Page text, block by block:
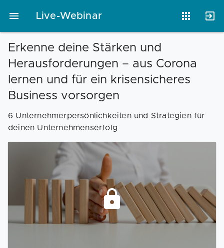
Live-Webinar
Vorlagen Neukunden Unternehmen
Erkenne deine Stärken und
Herausforderungen – aus Corona
lernen und für ein krisensicheres
Business vorsorgen
6 Unternehmerpersönlichkeiten und Strategien für
deinen Unternehmenserfolg